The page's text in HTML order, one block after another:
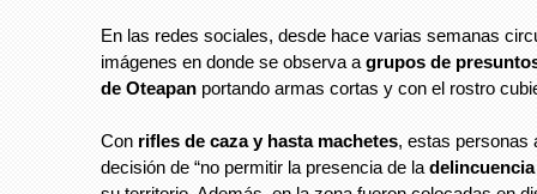
En las redes sociales, desde hace varias semanas
imágenes en donde se observa a grupos de
de Oteapan portando armas cortas y con el rostro
Con rifles de caza y hasta machetes, estas personas
decisión de “no permitir la presencia de la